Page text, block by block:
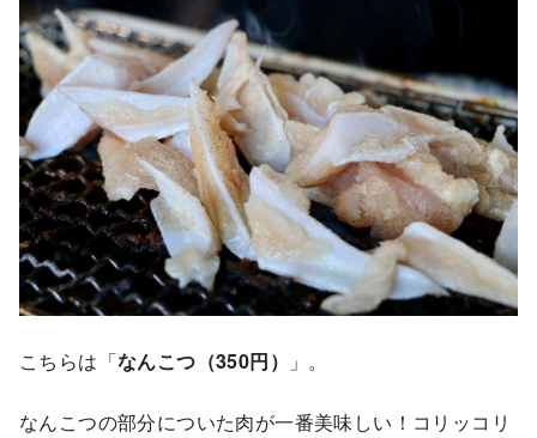
こちらは「なんこつ（350円） 」。
なんこつの部分についた肉が一番美味しい！コリッコリ